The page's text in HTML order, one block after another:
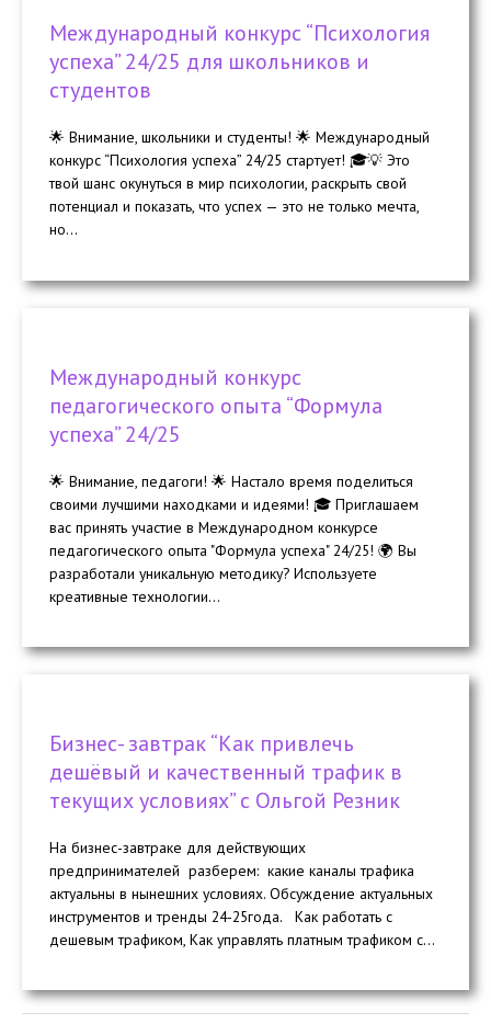
Международный конкурс “Психология
успеха” 24/25 для школьников и
студентов
🌟 Внимание, школьники и студенты! 🌟 Международный
конкурс “Психология успеха” 24/25 стартует! 🎓💡 Это
твой шанс окунуться в мир психологии, раскрыть свой
потенциал и показать, что успех — это не только мечта,
но...
Международный конкурс
педагогического опыта “Формула
успеха” 24/25
🌟 Внимание, педагоги! 🌟 Настало время поделиться
своими лучшими находками и идеями! 🎓 Приглашаем
вас принять участие в Международном конкурсе
педагогического опыта "Формула успеха" 24/25! 🌍 Вы
разработали уникальную методику? Используете
креативные технологии...
Бизнес- завтрак “Как привлечь
дешёвый и качественный трафик в
текущих условиях” с Ольгой Резник
На бизнес-завтраке для действующих
предпринимателей разберем: какие каналы трафика
актуальны в нынешних условиях. Обсуждение актуальных
инструментов и тренды 24-25года. Как работать с
дешевым трафиком, Как управлять платным трафиком с...